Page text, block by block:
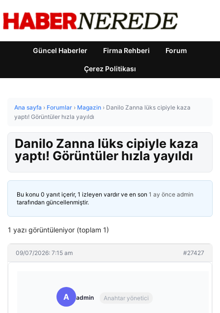
Güncel Haberler Firma Rehberi Forum
Çerez Politikası
Ana sayfa › Forumlar › Magazin › Danilo Zanna lüks cipiyle kaza
yaptı! Görüntüler hızla yayıldı
Danilo Zanna lüks cipiyle kaza
yaptı! Görüntüler hızla yayıldı
Bu konu 0 yanıt içerir, 1 izleyen vardır ve en son 1 ay önce admin
tarafından güncellenmiştir.
1 yazı görüntüleniyor (toplam 1)
09/07/2026: 7:15 am #27427
A admin Anahtar yönetici